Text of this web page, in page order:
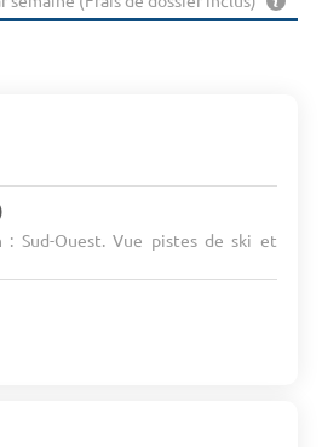
Sud-Ouest. Vue pistes de ski et